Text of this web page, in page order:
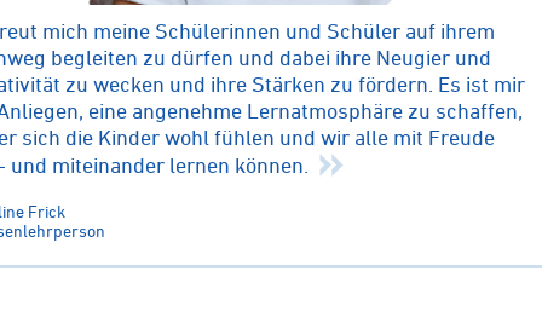
mich meine Schülerinnen und Schüler auf ihrem
begleiten zu dürfen und dabei ihre Neugier und
zu wecken und ihre Stärken zu fördern. Es ist mir
eine angenehme Lernatmosphäre zu schaffen,
sich die Kinder wohl fühlen und wir alle mit Freude
und miteinander lernen können.
Frick